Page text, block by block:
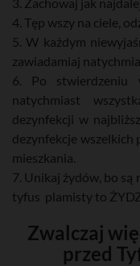
4. Tęp wszy na ciele,
5. W każdym
zawiadamiaj
6. Po stwierdzeniu
natychmiast
dezynfekcji w
dezynfekcje wszelkich
mieszkania.
7. Unikaj żydów, bo są
tyfus plamisty to
Zwalczaj
przed